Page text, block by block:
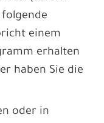
einem
erhalten
haben Sie die
oder in